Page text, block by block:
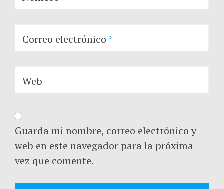
Correo electrónico *
Web
Guarda mi nombre, correo electrónico y
web en este navegador para la próxima
vez que comente.